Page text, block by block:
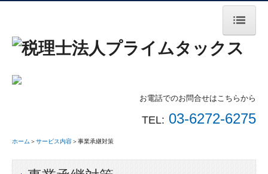
ホーム
無料相談会
お問合せ
お電話でのお問合せはこちらから
TEL: 03-6272-6275
ホーム ＞サービス内容＞事業承継対策